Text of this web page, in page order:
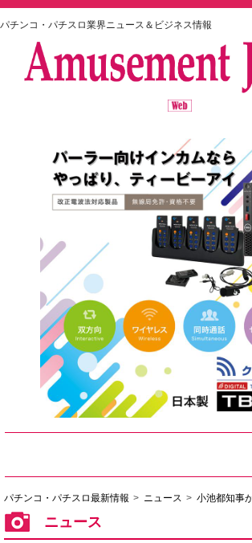
パチンコ・パチスロ業界ニュース＆ビジネス情報
パチンコ・パチスロ最新情報 ニュース 小池都知事
ニュース